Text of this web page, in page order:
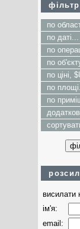
по
по даті...
по
по
по ціні,
по
по
висилати
ім'я:
email: